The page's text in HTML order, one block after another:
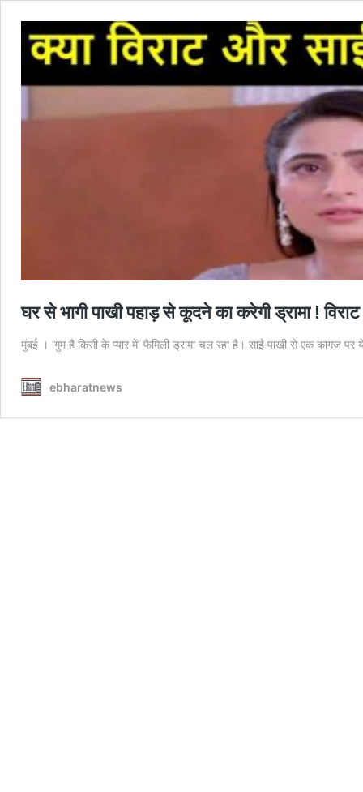
घर से भागी पाखी पहाड़ से कूदने का करेगी ड्रामा !
मुंबई । ‘गुम है किसी के प्यार में’ फैमिली ड्रामा चल रहा है। साईं पाखी से एक कागज
ebharatnews